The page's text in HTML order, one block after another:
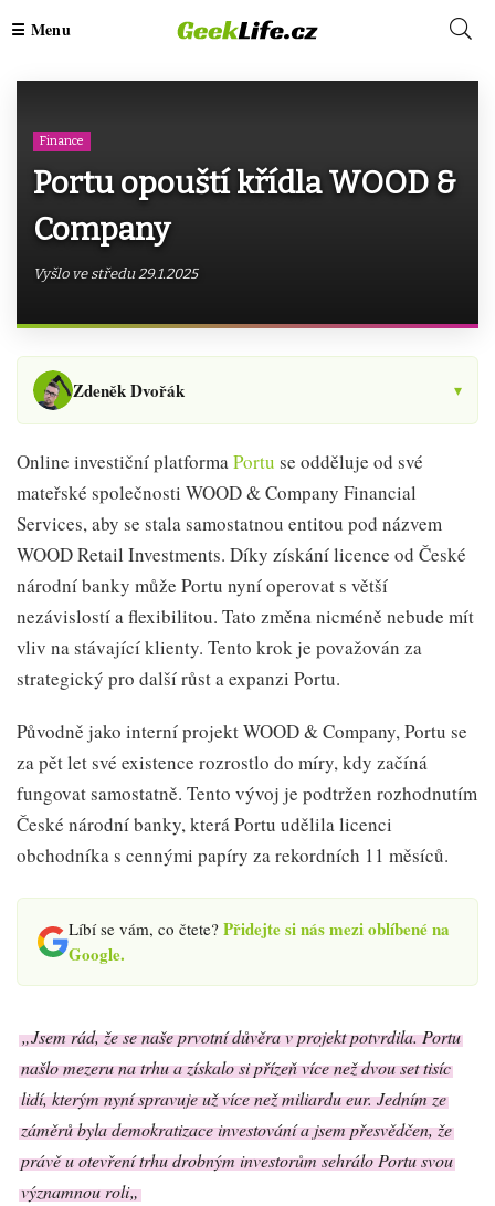
Finance
Portu opouští křídla WOOD &
Company
Vyšlo ve středu 29.1.2025
Zdeněk Dvořák ▾
Online investiční platformaPortu se odděluje od své
mateřské společnosti WOOD & Company Financial
Services, aby se stala samostatnou entitou pod názvem
WOOD Retail Investments. Díky získání licence od České
národní banky může Portu nyní operovat s větší
nezávislostí a flexibilitou. Tato změna nicméně nebude mít
vliv na stávající klienty. Tento krok je považován za
strategický pro další růst a expanzi Portu.
Původně jako interní projekt WOOD & Company, Portu se
za pět let své existence rozrostlo do míry, kdy začíná
fungovat samostatně. Tento vývoj je podtržen rozhodnutím
České národní banky, která Portu udělila licenci
obchodníka s cennými papíry za rekordních 11 měsíců.
Líbí se vám, co čtete? Přidejte si nás mezi oblíbené na
Google.
„Jsem rád, že se naše prvotní důvěra v projekt potvrdila. Portu
našlo mezeru na trhu a získalo si přízeň více než dvou set tisíc
lidí, kterým nyní spravuje už více než miliardu eur. Jedním ze
záměrů byla demokratizace investování a jsem přesvědčen, že
právě u otevření trhu drobným investorům sehrálo Portu svou
významnou roli„